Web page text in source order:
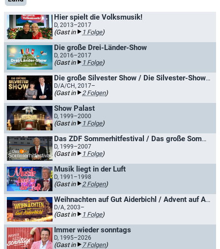
Hier spielt die Volksmusik!
D, 2013–2017
(Gast in 1 Folge)
Die große Drei-Länder-Show
D, 2016–2017
(Gast in 1 Folge)
Die große Silvester Show / Die Silvester-Showparty
D/A/CH, 2017–
(Gast in 2 Folgen)
Show Palast
D, 1999–2000
(Gast in 1 Folge)
Das ZDF Sommerhitfestival / Das große Sommer-Hit-Festival
D, 1999–2007
(Gast in 1 Folge)
Musik liegt in der Luft
D, 1991–1998
(Gast in 2 Folgen)
Weihnachten auf Gut Aiderbichl / Advent auf Aiderbichl
D/A, 2003–
(Gast in 1 Folge)
Immer wieder sonntags
D, 1995–2026
(Gast in 7 Folgen)